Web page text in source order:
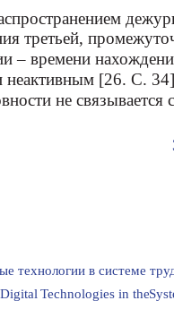
третьей,
– времени
[26. С.
не
технологии в системе
Digital Technologies in theS